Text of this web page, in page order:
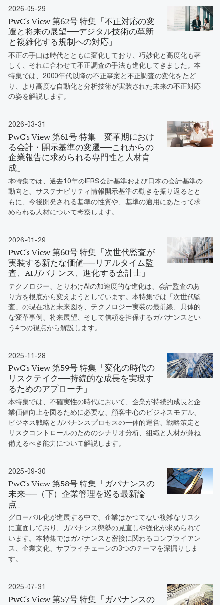
2026-05-29
PwC's View 第62号 特集「不正対応の変
遷と将来の展望──デジタル技術の革新
と複雑化する規制への対応」
不正の手口は時代とともに変化しており、巧妙化と高度化も著
しく、それに合わせて不正調査の手法も進化してきました。本
特集では、2000年代以降の不正事案と不正調査の変化をたど
り、より高度な自動化と分析技術が実装された未来の不正対応
の姿を解説します。
2026-03-31
PwC's View 第61号 特集「変革期におけ
る会計・開示基準の変遷──これからの
企業報告に求められる専門性と人材育
成」
本特集では、過去10年のIFRS会計基準および日本の会計基準の
動向と、サステナビリティ情報開示基準の動きを振り返るとと
もに、今後開発される基準の性質や、基準の適用にあたって求
められる人材について考察します。
2026-01-29
PwC's View 第60号 特集「次世代監査が
実装する新たな価値──リアルタイム監
査、AIガバナンス、進化する会計士」
テクノロジー、とりわけAIの加速度的な進化は、会計監査のあ
り方を根底から変えようとしています。本特集では「次世代監
査」の現在地と未来図を、テクノロジー実装の最前線、具体的
な変革事例、将来展望、そして信頼を担保するガバナンスとい
う4つの視点から解説します。
2025-11-28
PwC's View 第59号 特集「変化の時代の
リスクテイク──持続的な成長を実現す
るためのアプローチ」
本特集では、不確実性の時代において、企業が持続的成長と企
業価値向上を図るために必要な、顧客中心のビジネスモデル、
ビジネス戦略とガバナンスプロセスの一体的運営、戦略策定と
リスクコントロールのためのシナリオ分析、組織と人材が兼ね
備えるべき能力について解説します。
2025-09-30
PwC's View 第58号 特集「ガバナンスの
未来──（下）企業管理を巡る最新論
点」
グローバル化が進展する中で、企業はかつてない複雑なリスク
に直面しており、ガバナンス態勢の見直しや強化が求められて
います。本特集ではガバナンスと密接に関わるコンプライアン
ス、企業文化、サプライチェーンの3つのテーマを深掘りしま
す。
2025-07-31
PwC's View 第57号 特集「ガバナンスの